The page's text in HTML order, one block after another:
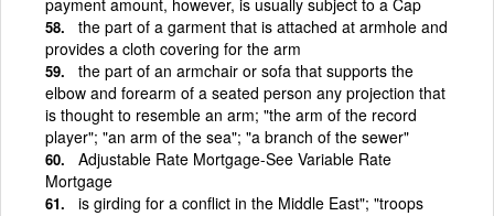
the part of a garment that is attached at armhole and
provides a cloth covering for the arm
the part of an armchair or sofa that supports the
elbow and forearm of a seated person any projection that
is thought to resemble an arm; "the arm of the record
player"; "an arm of the sea"; "a branch of the sewer"
Adjustable Rate Mortgage-See Variable Rate
Mortgage
is girding for a conflict in the Middle East"; "troops